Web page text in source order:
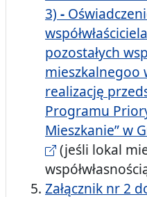
3) -
pozostałych
mieszkalnegoo
realizację
Programu
Mieszkanie” w
(jeśli lokal
Załącznik nr 2